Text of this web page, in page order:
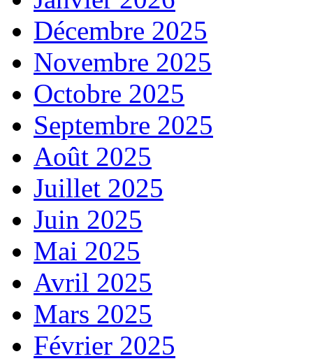
Décembre 2025
Novembre 2025
Octobre 2025
Septembre 2025
Août 2025
Juillet 2025
Juin 2025
Mai 2025
Avril 2025
Mars 2025
Février 2025